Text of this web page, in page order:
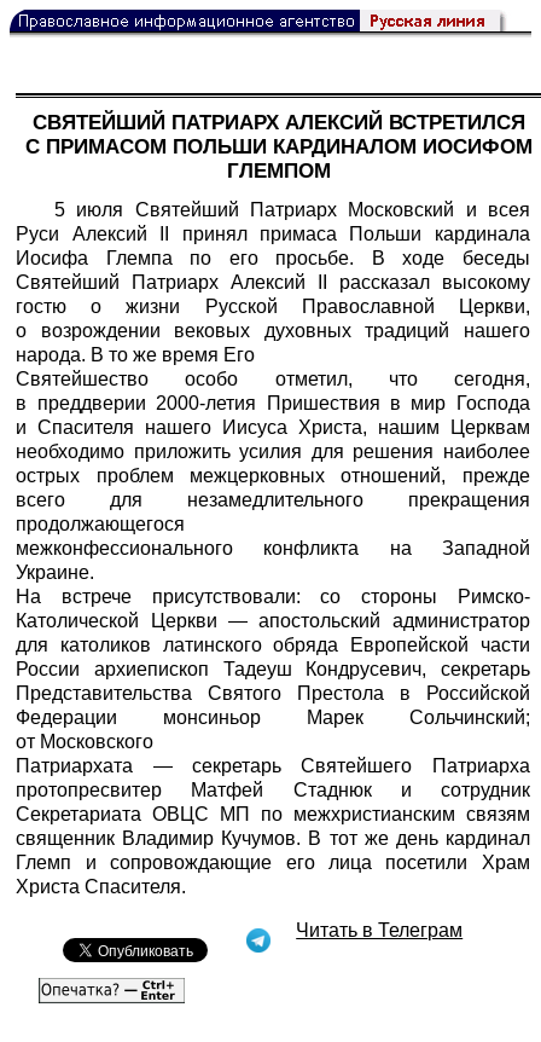
СВЯТЕЙШИЙ ПАТРИАРХ АЛЕКСИЙ ВСТРЕТИЛСЯ
С ПРИМАСОМ ПОЛЬШИ КАРДИНАЛОМ ИОСИФОМ
ГЛЕМПОМ
5 июля Святейший Патриарх Московский и всея
Руси Алексий II принял примаса Польши кардинала
Иосифа Глемпа по его просьбе. В ходе беседы
Святейший Патриарх Алексий II рассказал высокому
гостю о жизни Русской Православной Церкви,
о возрождении вековых духовных традиций нашего
народа. В то же время Его
Святейшество особо отметил, что сегодня,
в преддверии 2000-летия Пришествия в мир Господа
и Спасителя нашего Иисуса Христа, нашим Церквам
необходимо приложить усилия для решения наиболее
острых проблем межцерковных отношений, прежде
всего для незамедлительного прекращения
продолжающегося
межконфессионального конфликта на Западной
Украине.
На встрече присутствовали: со стороны Римско-
Католической Церкви — апостольский администратор
для католиков латинского обряда Европейской части
России архиепископ Тадеуш Кондрусевич, секретарь
Представительства Святого Престола в Российской
Федерации монсиньор Марек Сольчинский;
от Московского
Патриархата — секретарь Святейшего Патриарха
протопресвитер Матфей Стаднюк и сотрудник
Секретариата ОВЦС МП по межхристианским связям
священник Владимир Кучумов. В тот же день кардинал
Глемп и сопровождающие его лица посетили Храм
Христа Спасителя.
Читать в Телеграм